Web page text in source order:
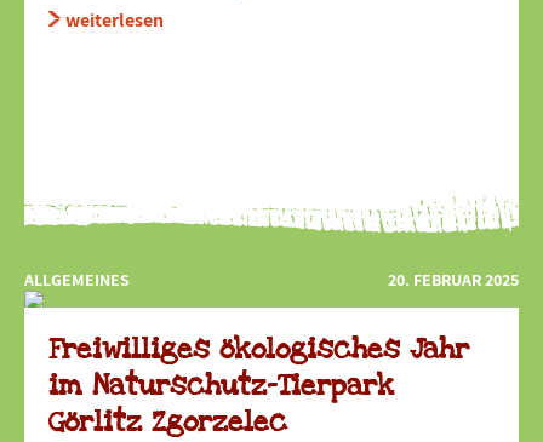
weiterlesen
ALLGEMEINES 20. FEBRUAR 2025
Freiwilliges ökologisches Jahr
im Naturschutz-Tierpark
Görlitz Zgorzelec